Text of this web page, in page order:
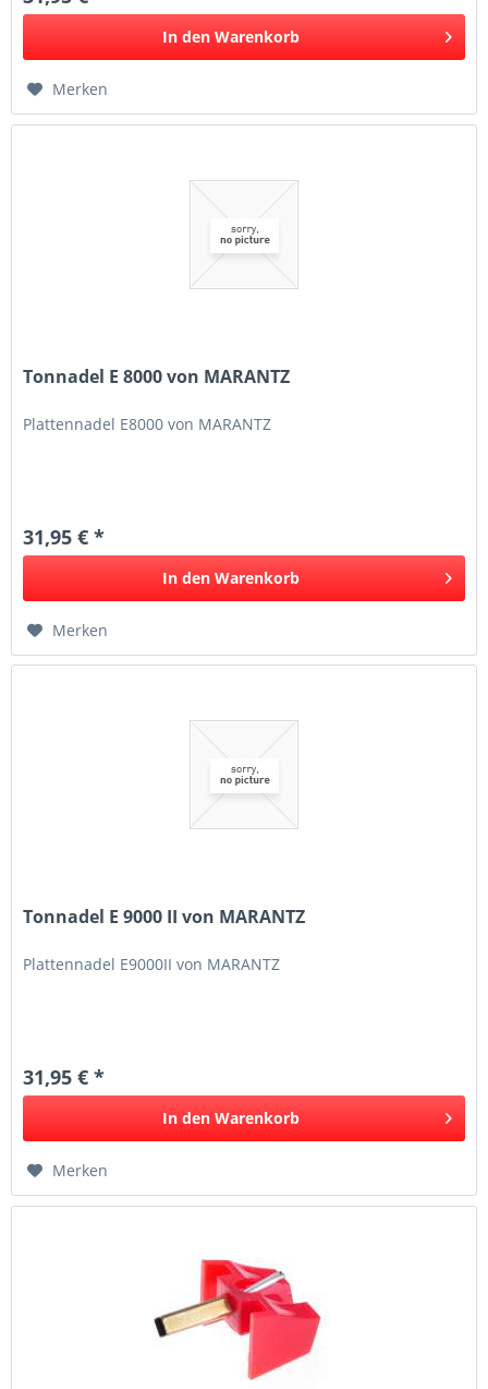
In den Warenkorb
Merken
Tonnadel E 8000 von MARANTZ
Plattennadel E8000 von MARANTZ
31,95 € *
In den Warenkorb
Merken
Tonnadel E 9000 II von MARANTZ
Plattennadel E9000II von MARANTZ
31,95 € *
In den Warenkorb
Merken